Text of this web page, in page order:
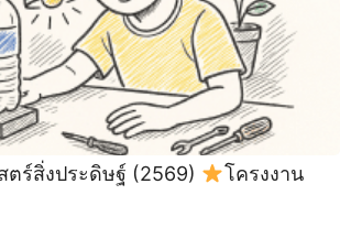
ตร์สิ่งประดิษฐ์ (2569)
โครงงาน